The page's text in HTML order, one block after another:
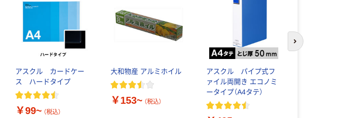
アスクル カードケー
ス ハードタイプ
￥99~ （税込）
大和物産 アルミホイル
￥153~ （税込）
アスクル パイプ式フ
ァイル両開き エコノミ
ータイプ（A4タテ）
次のスライド